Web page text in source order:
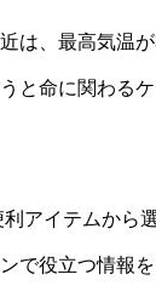
は、最高気温
と命に関わる
アイテムから
で役立つ情報を